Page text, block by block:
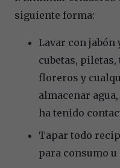
siguiente forma:
Lavar con jabón
cubetas,
floreros y
almacenar
ha tenido
Tapar todo
para consumo